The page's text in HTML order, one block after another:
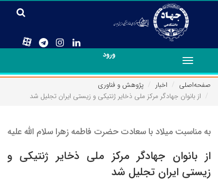
ورود
Toggle
navigation
صفحه‌اصلی
اخبار
پژوهش و فناوری
از بانوان جهادگر مرکز ملی ذخایر ژنتیکی و زیستی ایران تجلیل شد
به مناسبت میلاد با سعادت حضرت فاطمه زهرا سلام الله علیه
از بانوان جهادگر مرکز ملی ذخایر ژنتیکی و
زیستی ایران تجلیل شد